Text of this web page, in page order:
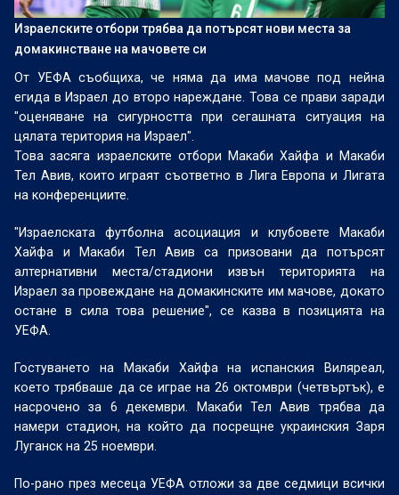
Израелските отбори трябва да потърсят нови места за
домакинстване на мачовете си
От УЕФА съобщиха, че няма да има мачове под нейна
егида в Израел до второ нареждане. Това се прави заради
"оценяване на сигурността при сегашната ситуация на
цялата територия на Израел".
Това засяга израелските отбори Макаби Хайфа и Макаби
Тел Авив, които играят съответно в Лига Европа и Лигата
на конференциите.
"Израелската футболна асоциация и клубовете Макаби
Хайфа и Макаби Тел Авив са призовани да потърсят
алтернативни места/стадиони извън територията на
Израел за провеждане на домакинските им мачове, докато
остане в сила това решение", се казва в позицията на
УЕФА.
Гостуването на Макаби Хайфа на испанския Виляреал,
което трябваше да се играе на 26 октомври (четвъртък), е
насрочено за 6 декември. Макаби Тел Авив трябва да
намери стадион, на който да посрещне украинския Заря
Луганск на 25 ноември.
По-рано през месеца УЕФА отложи за две седмици всички